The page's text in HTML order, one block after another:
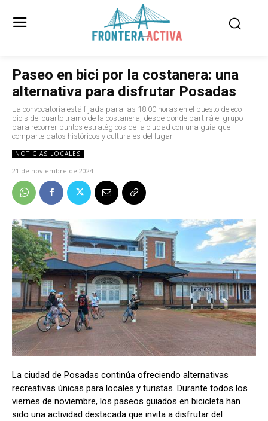
Paseo en bici por la costanera: una
alternativa para disfrutar Posadas
La convocatoria está fijada para las 18:00 horas en el puesto de eco
bicis del cuarto tramo de la costanera, desde donde partirá el grupo
para recorrer puntos estratégicos de la ciudad con una guía que
comparte datos históricos y culturales del lugar.
NOTICIAS LOCALES
21 de noviembre de 2024
La ciudad de Posadas continúa ofreciendo alternativas
recreativas únicas para locales y turistas. Durante todos los
viernes de noviembre, los paseos guiados en bicicleta han
sido una actividad destacada que invita a disfrutar del